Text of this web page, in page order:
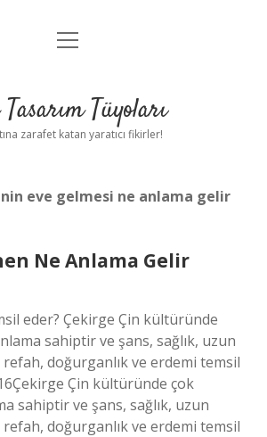
Anasayfa
Yasal Uyarı
menüyü
Tasarım Tüyoları
zarafet katan yaratıcı fikirler!
eve gelmesi ne anlama gelir
Ne Anlama Gelir
eder? Çekirge Çin kültüründe
sahiptir ve şans, sağlık, uzun
doğurganlık ve erdemi temsil
Çin kültüründe çok
sahiptir ve şans, sağlık, uzun
doğurganlık ve erdemi temsil